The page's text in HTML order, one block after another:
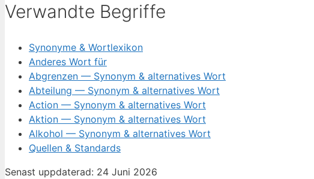
Verwandte Begriffe
Synonyme & Wortlexikon
Anderes Wort für
Abgrenzen — Synonym & alternatives Wort
Abteilung — Synonym & alternatives Wort
Action — Synonym & alternatives Wort
Aktion — Synonym & alternatives Wort
Alkohol — Synonym & alternatives Wort
Quellen & Standards
Senast uppdaterad: 24 Juni 2026